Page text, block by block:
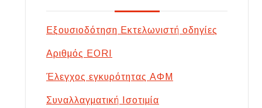
Εξουσιοδότηση Εκτελωνιστή οδηγίες
Αριθμός EORI
Έλεγχος εγκυρότητας ΑΦΜ
Συναλλαγματική Ισοτιμία